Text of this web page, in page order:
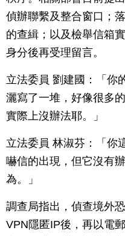
偵辦聯繫及整合窗口；
的查緝；以及檢舉信箱
身分後再受理留言。
立法委員 劉建國：「你
灑寫了一堆，好像很多
實際上沒辦法耶。」
立法委員 林淑芬：「你
嚇信的出現，但它沒有
為。」
調查局指出，偵查境外
VPN隱匿IP後，再以電